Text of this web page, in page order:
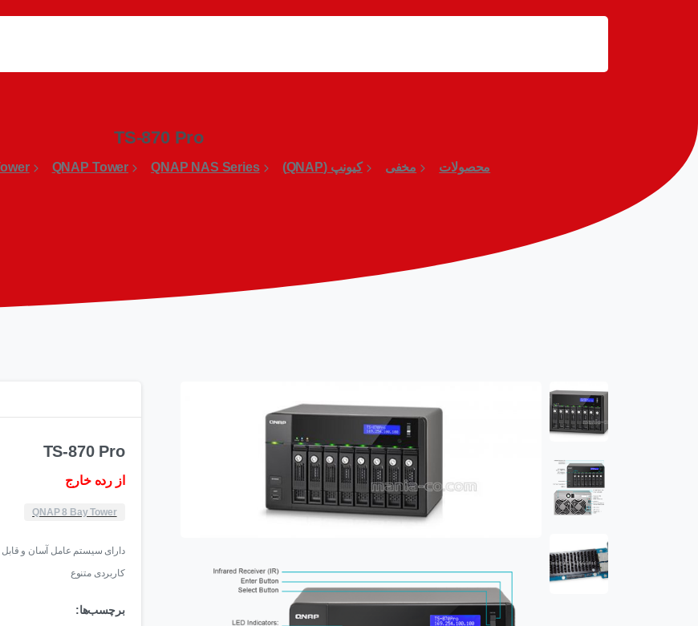
TS-870 Pro
محصولات مخفی کیونپ (QNAP) QNAP NAS Series
QNAP Tower
TS-870 Pro
از رده خارج
QNAP 8 Bay Tower
دارای سیستم عامل آسان و قابل
کاربردی متنوع
برچسب‌ها: